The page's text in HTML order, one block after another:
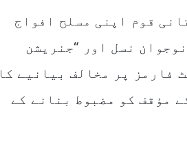
قوم اپنی مسلح افواج
نسل اور “جنریشن
فارمز پر مخالف بیانیے کا
مؤقف کو مضبوط بنانے کے